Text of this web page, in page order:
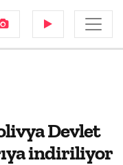
Devlet
indiriliyor